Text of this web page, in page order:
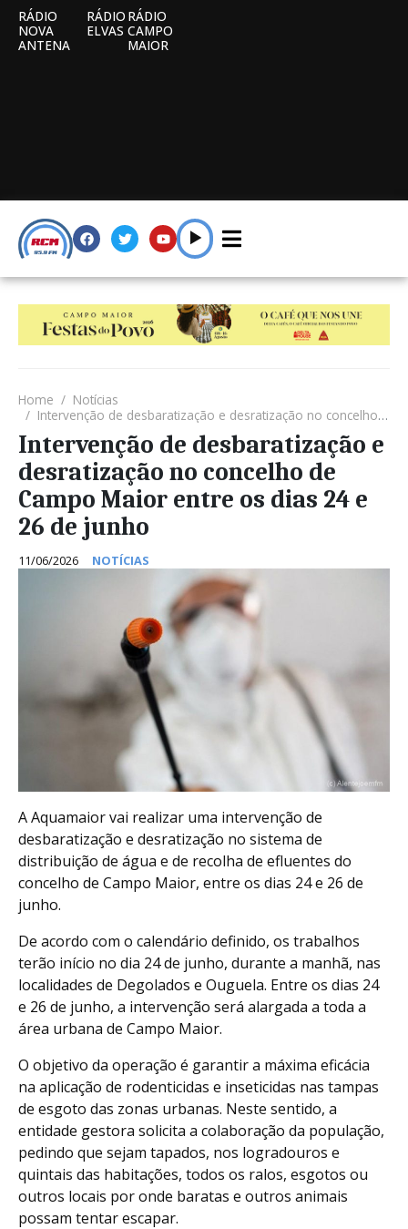
RÁDIO
NOVA
ANTENA
RÁDIO
ELVAS
RÁDIO
CAMPO
MAIOR
Home
Notícias
Intervenção de desbaratização e desratização no concelho de Campo Maior entre os dias 24 e 26 de junho
Intervenção de desbaratização e
desratização no concelho de
Campo Maior entre os dias 24 e
26 de junho
11/06/2026 NOTÍCIAS
A Aquamaior vai realizar uma intervenção de
desbaratização e desratização no sistema de
distribuição de água e de recolha de efluentes do
concelho de Campo Maior, entre os dias 24 e 26 de
junho.
De acordo com o calendário definido, os trabalhos
terão início no dia 24 de junho, durante a manhã, nas
localidades de Degolados e Ouguela. Entre os dias 24
e 26 de junho, a intervenção será alargada a toda a
área urbana de Campo Maior.
O objetivo da operação é garantir a máxima eficácia
na aplicação de rodenticidas e inseticidas nas tampas
de esgoto das zonas urbanas. Neste sentido, a
entidade gestora solicita a colaboração da população,
pedindo que sejam tapados, nos logradouros e
quintais das habitações, todos os ralos, esgotos ou
outros locais por onde baratas e outros animais
possam tentar escapar.